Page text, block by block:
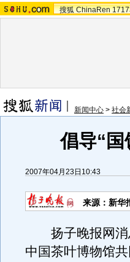
搜狐 ChinaRen
新闻中心 > 社会
倡导“国
2007年04月23日10:43
来源：新华
扬子晚报网消
中国茶叶博物馆